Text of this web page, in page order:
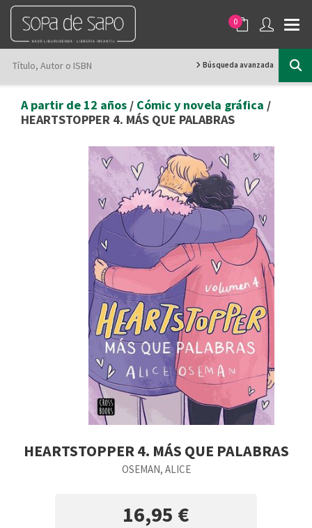
0
Búsqueda avanzada
A partir de 12 años / Cómic y novela gráfica /
HEARTSTOPPER 4. MÁS QUE PALABRAS
HEARTSTOPPER 4. MÁS QUE PALABRAS
OSEMAN, ALICE
16,95 €